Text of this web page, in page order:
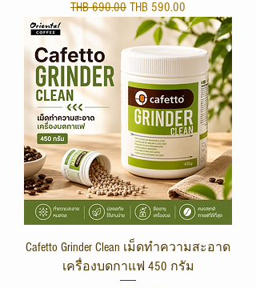
Regular Price
THB 690.00 Sale Price
THB 590.00
Cafetto Grinder Clean เม็ดทำความสะอาด
เครื่องบดกาแฟ 450 กรัม